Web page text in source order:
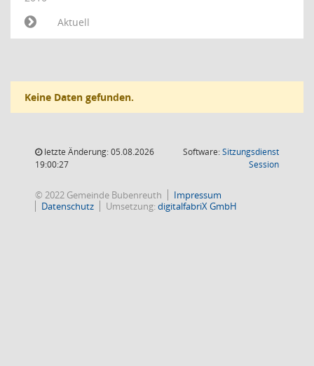
Aktuell
Keine Daten gefunden.
letzte Änderung: 05.08.2026
19:00:27
Software:Sitzungsdienst
Session(Wird in
© 2022 Gemeinde Bubenreuth
Impressum
Datenschutz
Umsetzung:digitalfabriX GmbH